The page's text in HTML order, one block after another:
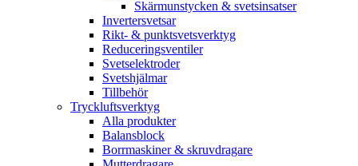
Skärmunstycken & svetsinsatser
Invertersvetsar
Rikt- & punktsvetsverktyg
Reduceringsventiler
Svetselektroder
Svetshjälmar
Tillbehör
Tryckluftsverktyg
Alla produkter
Balansblock
Borrmaskiner & skruvdragare